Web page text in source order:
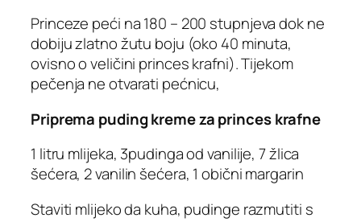
Princeze peći na 180 – 200 stupnjeva dok ne
dobiju zlatno žutu boju (oko 40 minuta,
ovisno o veličini princes krafni). Tijekom
pečenja ne otvarati pećnicu,
Priprema puding kreme za princes krafne
1 litru mlijeka, 3pudinga od vanilije, 7 žlica
šećera, 2 vanilin šećera, 1 obični margarin
Staviti mlijeko da kuha, pudinge razmutiti s